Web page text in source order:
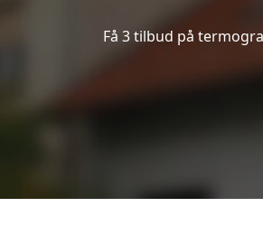
Få 3 tilbud på